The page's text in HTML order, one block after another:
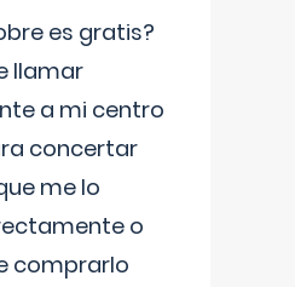
es gratis?
llamar
a mi centro
concertar
me lo
o
comprarlo